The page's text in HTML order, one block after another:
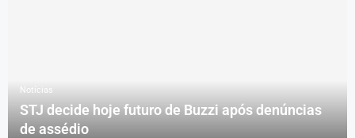
Notícias
STJ decide hoje futuro de Buzzi após denúncias
de assédio